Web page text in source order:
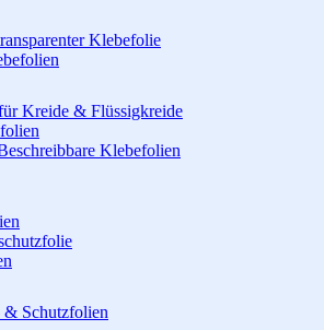
Klebefolie
Kreide & Flüssigkreide
Klebefolien
& Schutzfolien